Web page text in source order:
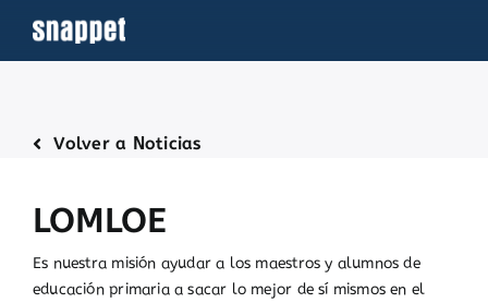
contenido
Volver a Noticias
LOMLOE
Es nuestra misión ayudar a los maestros y alumnos de
educación primaria a sacar lo mejor de sí mismos en el